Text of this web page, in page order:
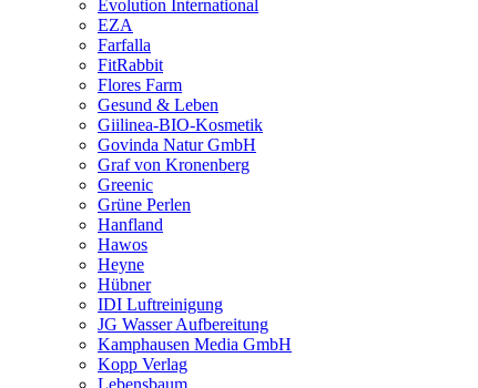
Evolution International
EZA
Farfalla
FitRabbit
Flores Farm
Gesund & Leben
Giilinea-BIO-Kosmetik
Govinda Natur GmbH
Graf von Kronenberg
Greenic
Grüne Perlen
Hanfland
Hawos
Heyne
Hübner
IDI Luftreinigung
JG Wasser Aufbereitung
Kamphausen Media GmbH
Kopp Verlag
Lebensbaum